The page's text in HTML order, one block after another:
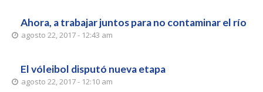
Ahora, a trabajar juntos para no contaminar el río
agosto 22, 2017 - 12:43 am
El vóleibol disputó nueva etapa
agosto 22, 2017 - 12:10 am